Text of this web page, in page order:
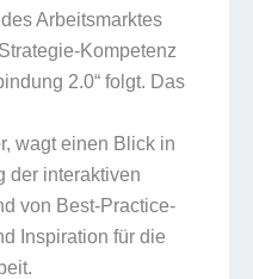
Arbeitsmarktes
Kompetenz
2.0“ folgt. Das
wagt einen Blick in
der interaktiven
von Best-Practice-
Inspiration für die